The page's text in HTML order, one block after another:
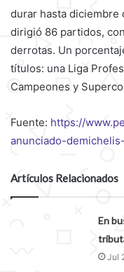
durar hasta diciembre
dirigió 86 partidos,
derrotas. Un
títulos: una Liga
Campeones y
Fuente: https://
anunciado-
Artículos Relacionados
En
Jul